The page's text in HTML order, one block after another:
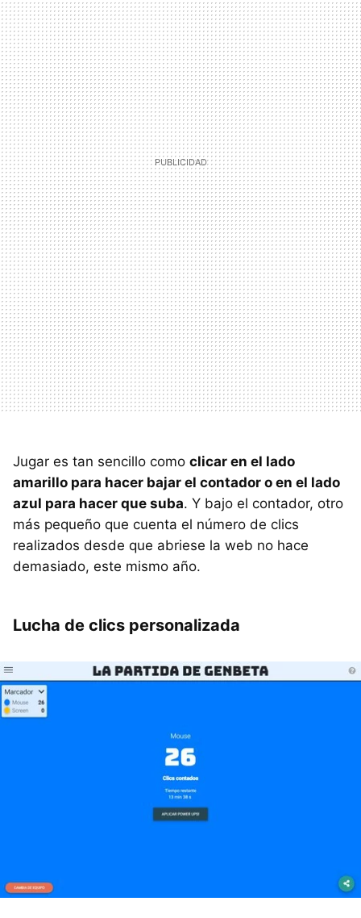
Jugar es tan sencillo como clicar en el lado
amarillo para hacer bajar el contador o en el lado
azul para hacer que suba. Y bajo el contador, otro
más pequeño que cuenta el número de clics
realizados desde que abriese la web no hace
demasiado, este mismo año.
Lucha de clics personalizada